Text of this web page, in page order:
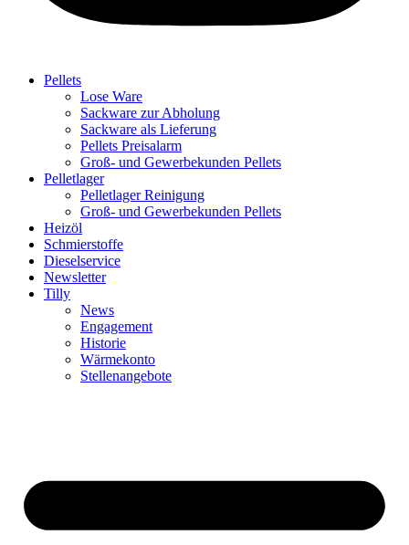
Pellets
Lose Ware
Sackware zur Abholung
Sackware als Lieferung
Pellets Preisalarm
Groß- und Gewerbekunden Pellets
Pelletlager
Pelletlager Reinigung
Groß- und Gewerbekunden Pellets
Heizöl
Schmierstoffe
Dieselservice
Newsletter
Tilly
News
Engagement
Historie
Wärmekonto
Stellenangebote